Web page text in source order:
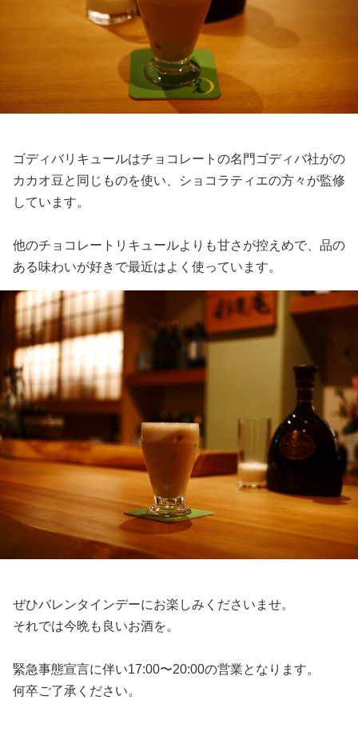
ゴディバリキュールはチョコレートの名門ゴディバ社がの
カカオ豆と同じものを使い、ショコラティエの方々が監修
しています。
他のチョコレートリキュールよりも甘さが控えめで、品の
ある味わいが好きで最近はよく使っています。
ぜひバレンタインデーにお楽しみくださいませ。
それでは今晩も良いお酒を。
緊急事態宣言に伴い17:00〜20:00の営業となります。
何卒ご了承ください。